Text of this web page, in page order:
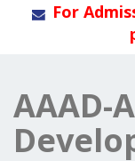
For
AAAD-